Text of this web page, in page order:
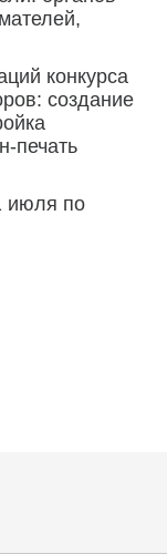
конкурса
создание
печать
июля по